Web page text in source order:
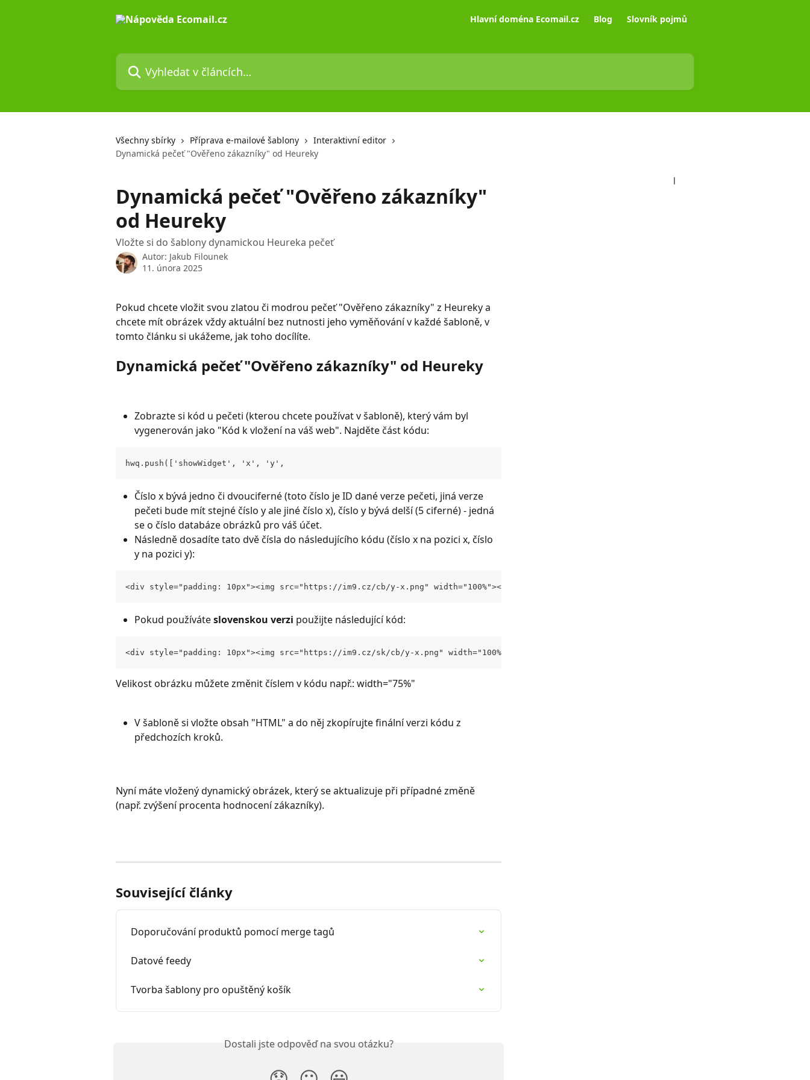
Hlavní doména Ecomail.cz Blog Slovník pojmů
Vyhledat v článcích…
Všechny sbírky Příprava e-mailové šablony
Interaktivní editor
Dynamická pečeť "Ověřeno zákazníky" od Heureky
Dynamická pečeť "Ověřeno zákazníky"
od Heureky
Vložte si do šablony dynamickou Heureka pečeť
Autor: Jakub Filounek
11. února 2025
Pokud chcete vložit svou zlatou či modrou pečeť "Ověřeno zákazníky" z Heureky a
chcete mít obrázek vždy aktuální bez nutnosti jeho vyměňování v každé šabloně, v
tomto článku si ukážeme, jak toho docílíte.
Dynamická pečeť "Ověřeno zákazníky" od Heureky
Zobrazte si kód u pečeti (kterou chcete používat v šabloně), který vám byl
vygenerován jako "Kód k vložení na váš web". Najděte část kódu:
hwq.push(['showWidget', 'x', 'y',
Číslo x bývá jedno či dvouciferné (toto číslo je ID dané verze pečeti, jiná verze
pečeti bude mít stejné číslo y ale jiné číslo x), číslo y bývá delší (5 ciferné) - jedná
se o číslo databáze obrázků pro váš účet.
Následně dosadíte tato dvě čísla do následujícího kódu (číslo x na pozici x, číslo
y na pozici y):
<div style="padding: 10px"><img src="https://im9.cz/cb/y-x.png" width="100%"></div>
Pokud používáte slovenskou verzi použijte následující kód:
<div style="padding: 10px"><img src="https://im9.cz/sk/cb/y-x.png" width="100%"></div>
Velikost obrázku můžete změnit číslem v kódu např.: width="75%"
V šabloně si vložte obsah "HTML" a do něj zkopírujte finální verzi kódu z
předchozích kroků.
Nyní máte vložený dynamický obrázek, který se aktualizuje při případné změně
(např. zvýšení procenta hodnocení zákazníky).
Související články
Doporučování produktů pomocí merge tagů
Datové feedy
Tvorba šablony pro opuštěný košík
Dostali jste odpověď na svou otázku?